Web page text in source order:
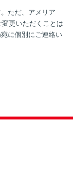
ただ、アメリア
変更いただくことは
に個別にご連絡い